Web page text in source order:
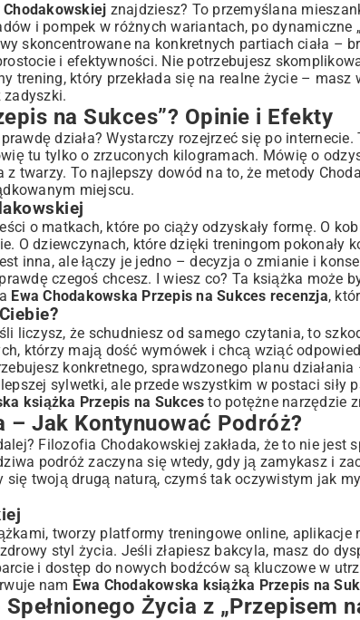
znajdziesz? To przemyślana
i pompek w różnych wariantach, po dynamiczne
skoncentrowane na konkretnych partiach ciała –
i efektywności. Nie potrzebujesz
trening, który przekłada się na realne życie – masz
zadyszki.
na Sukces”? Opinie i Efekty
działa? Wystarczy rozejrzeć się po
tu tylko o zrzuconych kilogramach. Mówię o
twarzy. To najlepszy dowód na to, że metody
miejscu.
o matkach, które po ciąży odzyskały formę. O
O dziewczynach, które dzięki treningom pokonały
inna, ale łączy je jedno – decyzja o zmianie i
czegoś chcesz. I wiesz co? Ta książka może
Ewa Chodakowska Przepis na Sukces recenzja,
liczysz, że schudniesz od samego czytania, to
którzy mają dość wymówek i chcą wziąć
konkretnego, sprawdzonego planu
sylwetki, ale przede wszystkim w postaci siły
książka Przepis na Sukces to potężne narzędzie
– Jak Kontynuować Podróż?
Filozofia Chodakowskiej zakłada, że to nie jest
podróż zaczyna się wtedy, gdy ją zamykasz i
się twoją drugą naturą, czymś tak oczywistym jak
tworzy platformy treningowe online, aplikacje
styl życia. Jeśli złapiesz bakcyla, masz do
i dostęp do nowych bodźców są kluczowe w
nam Ewa Chodakowska książka Przepis na
Życia z „Przepisem